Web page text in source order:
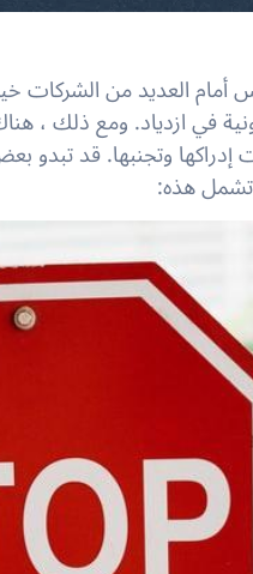
العديد من الشركات
في ازدياد. ومع ذلك ،
وتجنبها. قد تبدو
هذه: